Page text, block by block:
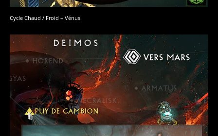
Cycle Chaud / Froid – Vénus